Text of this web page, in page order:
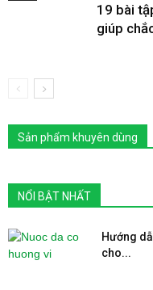
19 bài
giúp
Sản phẩm khuyên dùng
NỔI BẬT NHẤT
Hướng
cho...